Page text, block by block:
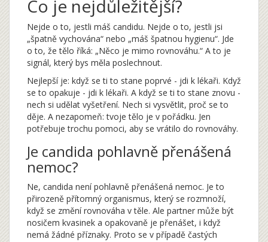
Co je nejdůležitější?
Nejde o to, jestli máš candidu. Nejde o to, jestli jsi
„špatně vychována“ nebo „máš špatnou hygienu“. Jde
o to, že tělo říká: „Něco je mimo rovnováhu.“ A to je
signál, který bys měla poslechnout.
Nejlepší je: když se ti to stane poprvé - jdi k lékaři. Když
se to opakuje - jdi k lékaři. A když se ti to stane znovu -
nech si udělat vyšetření. Nech si vysvětlit, proč se to
děje. A nezapomeň: tvoje tělo je v pořádku. Jen
potřebuje trochu pomoci, aby se vrátilo do rovnováhy.
Je candida pohlavně přenášená
nemoc?
Ne, candida není pohlavně přenášená nemoc. Je to
přirozeně přítomný organismus, který se rozmnoží,
když se změní rovnováha v těle. Ale partner může být
nosičem kvasinek a opakovaně je přenášet, i když
nemá žádné příznaky. Proto se v případě častých